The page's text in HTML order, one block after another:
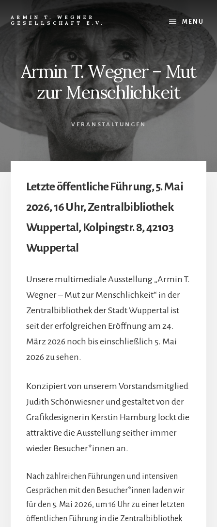
content
footer
ARMIN T. WEGNER
GESELLSCHAFT E.V.
MENU
Armin T. Wegner – Mut
zur Menschlichkeit
VERANSTALTUNGEN
Letzte öffentliche Führung, 5. Mai
2026, 16 Uhr, Zentralbibliothek
Wuppertal, Kolpingstr. 8, 42103
Wuppertal
Unsere multimediale Ausstellung „Armin T.
Wegner – Mut zur Menschlichkeit“ in der
Zentralbibliothek der Stadt Wuppertal ist
seit der erfolgreichen Eröffnung am 24.
März 2026 noch bis einschließlich 5. Mai
2026 zu sehen.
Konzipiert von unserem Vorstandsmitglied
Judith Schönwiesner und gestaltet von der
Grafikdesignerin Kerstin Hamburg lockt die
attraktive die Ausstellung seither immer
wieder Besucher*innen an.
Nach zahlreichen Führungen und intensiven
Gesprächen mit den Besucher*innen laden wir
für den 5. Mai 2026, um 16 Uhr zu einer letzten
öffentlichen Führung in die Zentralbibliothek